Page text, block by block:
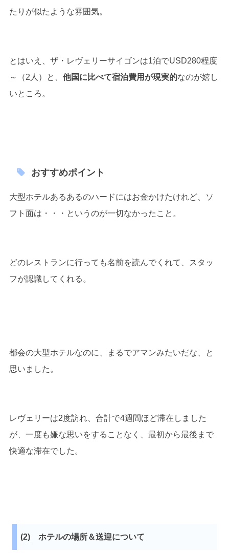
たりが似たような雰囲気。
とはいえ、ザ・レヴェリーサイゴンは1泊でUSD280程度
～（2人）と、他国に比べて宿泊費用が現実的なのが嬉し
いところ。
おすすめポイント
大型ホテルあるあるのハードにはお金かけたけれど、ソ
フト面は・・・というのが一切なかったこと。
どのレストランに行っても名前を読んでくれて、スタッ
フが認識してくれる。
都会の大型ホテルなのに、まるでアマンみたいだな、と
思いました。
レヴェリーは2度訪れ、合計で4週間ほど滞在しました
が、一度も嫌な思いをすることなく、最初から最後まで
快適な滞在でした。
(2) ホテルの場所＆送迎について